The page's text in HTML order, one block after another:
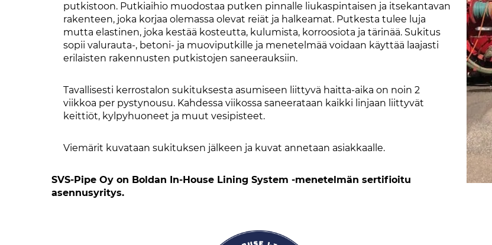
putkistoon. Putkiaihio muodostaa putken pinnalle liukaspintaisen ja itsekantavan
rakenteen, joka korjaa olemassa olevat reiät ja halkeamat. Putkesta tulee luja
mutta elastinen, joka kestää kosteutta, kulumista, korroosiota ja tärinää. Sukitus
sopii valurauta-, betoni- ja muoviputkille ja menetelmää voidaan käyttää laajasti
erilaisten rakennusten putkistojen saneerauksiin.
Tavallisesti kerrostalon sukituksesta asumiseen liittyvä haitta-aika on noin 2
viikkoa per pystynousu. Kahdessa viikossa saneerataan kaikki linjaan liittyvät
keittiöt, kylpyhuoneet ja muut vesipisteet.
Viemärit kuvataan sukituksen jälkeen ja kuvat annetaan asiakkaalle.
SVS-Pipe Oy on Boldan In-House Lining System -menetelmän sertifioitu
asennusyritys.